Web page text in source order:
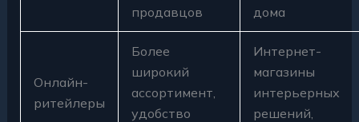
продавцов
дома
Онлайн-
ритейлеры
Более
широкий
ассортимент,
удобство
Интернет-
магазины
интерьерных
решений,